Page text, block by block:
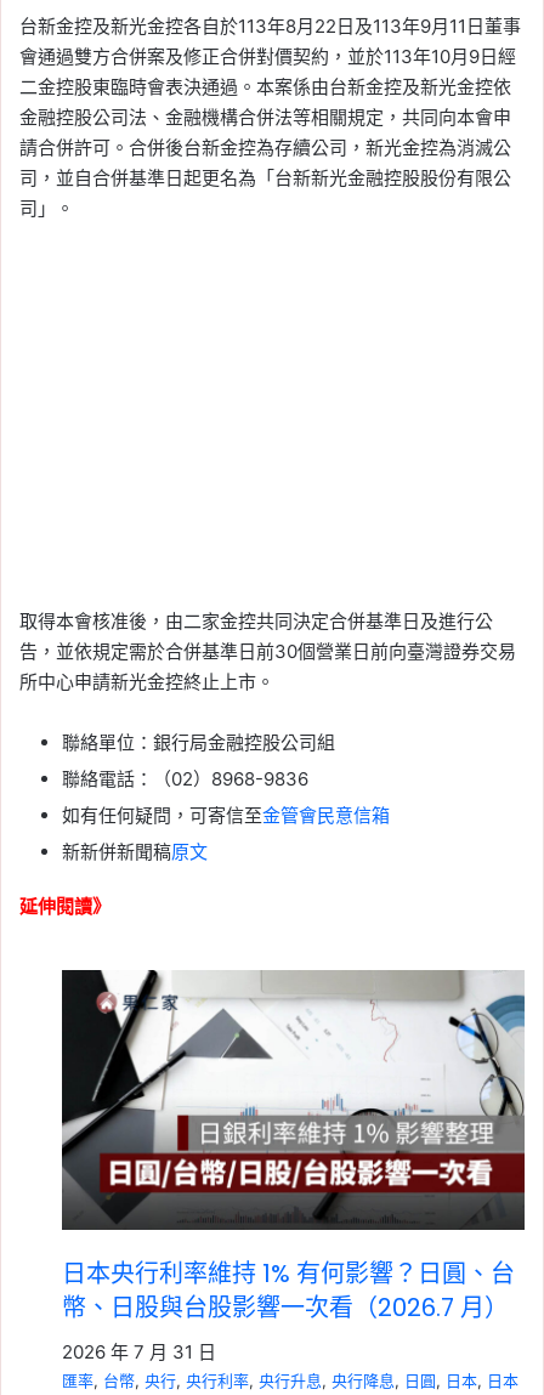
台新金控及新光金控各自於113年8月22日及113年9月11日董事
會通過雙方合併案及修正合併對價契約，並於113年10月9日經
二金控股東臨時會表決通過。本案係由台新金控及新光金控依
金融控股公司法、金融機構合併法等相關規定，共同向本會申
請合併許可。合併後台新金控為存續公司，新光金控為消滅公
司，並自合併基準日起更名為「台新新光金融控股股份有限公
司」。
取得本會核准後，由二家金控共同決定合併基準日及進行公
告，並依規定需於合併基準日前30個營業日前向臺灣證券交易
所中心申請新光金控終止上市。
聯絡單位：銀行局金融控股公司組
聯絡電話：（02）8968-9836
如有任何疑問，可寄信至金管會民意信箱
新新併新聞稿原文
延伸閱讀》
日本央行利率維持 1% 有何影響？日圓、台
幣、日股與台股影響一次看（2026.7 月）
2026 年 7 月 31 日
匯率, 台幣, 央行, 央行利率, 央行升息, 央行降息, 日圓, 日本, 日本